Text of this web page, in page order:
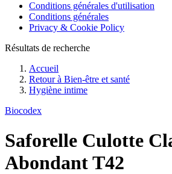
Conditions générales d'utilisation
Conditions générales
Privacy & Cookie Policy
Résultats de recherche
Accueil
Retour à Bien-être et santé
Hygiène intime
Biocodex
Saforelle Culotte
Abondant T42